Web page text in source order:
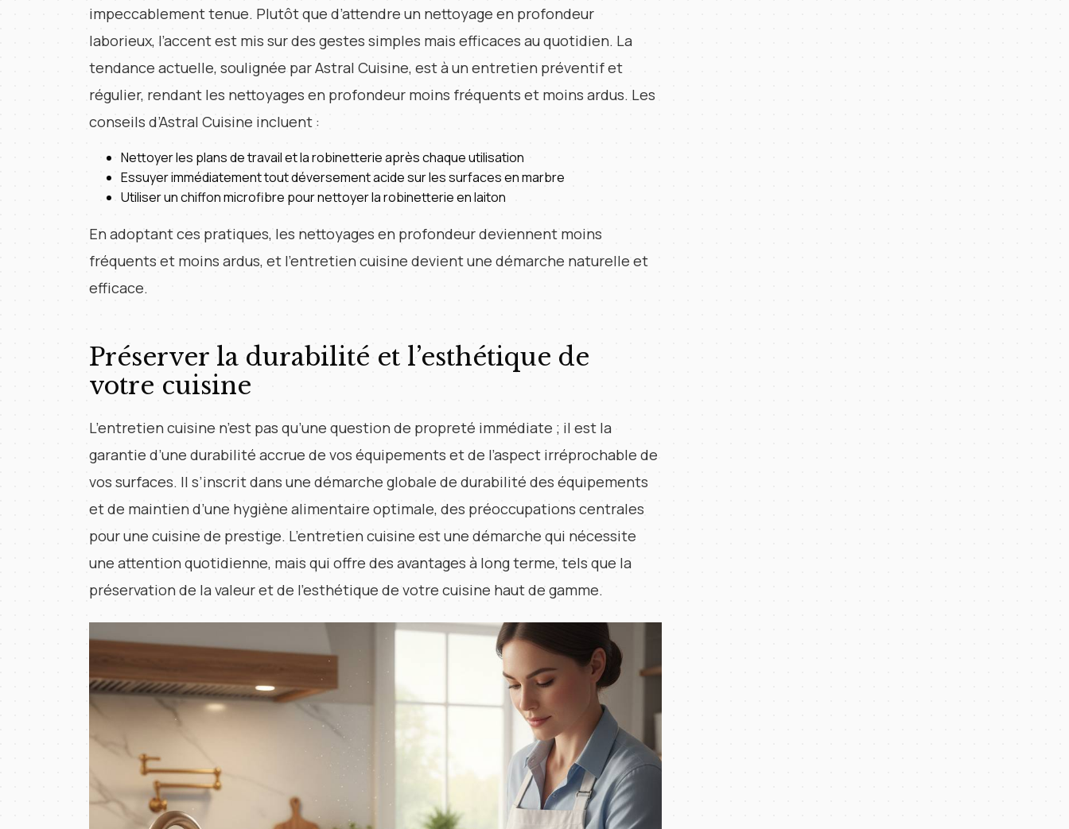
impeccablement tenue. Plutôt que d’attendre un nettoyage en profondeur
laborieux, l’accent est mis sur des gestes simples mais efficaces au quotidien. La
tendance actuelle, soulignée par Astral Cuisine, est à un entretien préventif et
régulier, rendant les nettoyages en profondeur moins fréquents et moins ardus. Les
conseils d’Astral Cuisine incluent :
Nettoyer les plans de travail et la robinetterie après chaque utilisation
Essuyer immédiatement tout déversement acide sur les surfaces en marbre
Utiliser un chiffon microfibre pour nettoyer la robinetterie en laiton
En adoptant ces pratiques, les nettoyages en profondeur deviennent moins
fréquents et moins ardus, et l’entretien cuisine devient une démarche naturelle et
efficace.
Préserver la durabilité et l’esthétique de
votre cuisine
L’entretien cuisine n’est pas qu’une question de propreté immédiate ; il est la
garantie d’une durabilité accrue de vos équipements et de l’aspect irréprochable de
vos surfaces. Il s’inscrit dans une démarche globale de durabilité des équipements
et de maintien d’une hygiène alimentaire optimale, des préoccupations centrales
pour une cuisine de prestige. L’entretien cuisine est une démarche qui nécessite
une attention quotidienne, mais qui offre des avantages à long terme, tels que la
préservation de la valeur et de l’esthétique de votre cuisine haut de gamme.